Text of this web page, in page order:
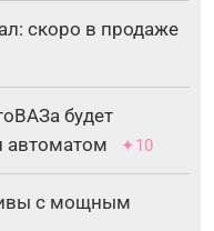
скоро в продаже
будет
автоматом
✦10
с мощным